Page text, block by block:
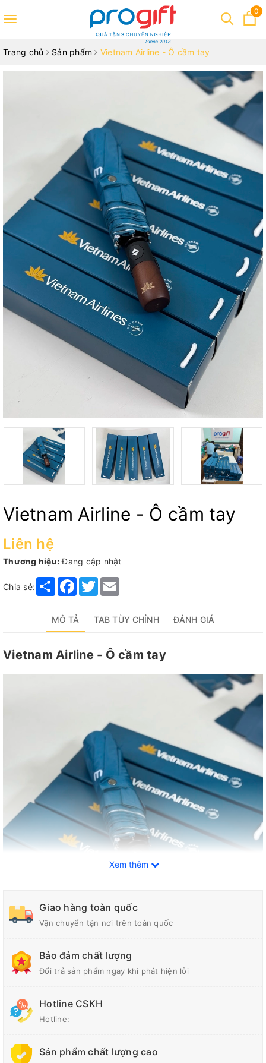
Toggle
0
Trang chủ Sản phẩm Vietnam Airline - Ô cầm tay
Vietnam Airline - Ô cầm tay
Liên hệ
Thương hiệu: Đang cập nhật
Chia sẻ: Share Facebook
Twitter
MÔ TẢ TAB TÙY CHỈNH ĐÁNH GIÁ
Vietnam Airline - Ô cầm tay
Xem thêm
Giao hàng toàn quốc
Vận chuyển tận nơi trên toàn quốc
Bảo đảm chất lượng
Đổi trả sản phẩm ngay khi phát hiện lỗi
Hotline CSKH
Hotline:
Sản phẩm chất lượng cao